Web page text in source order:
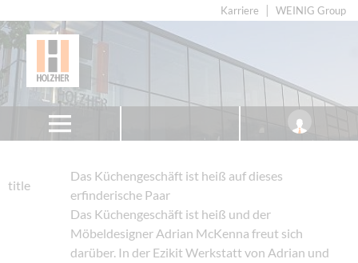
Karriere WEINIG Group
title
Das Küchengeschäft ist heiß auf dieses
erfinderische Paar
Das Küchengeschäft ist heiß und der
Möbeldesigner Adrian McKenna freut sich
darüber. In der Ezikit Werkstatt von Adrian und